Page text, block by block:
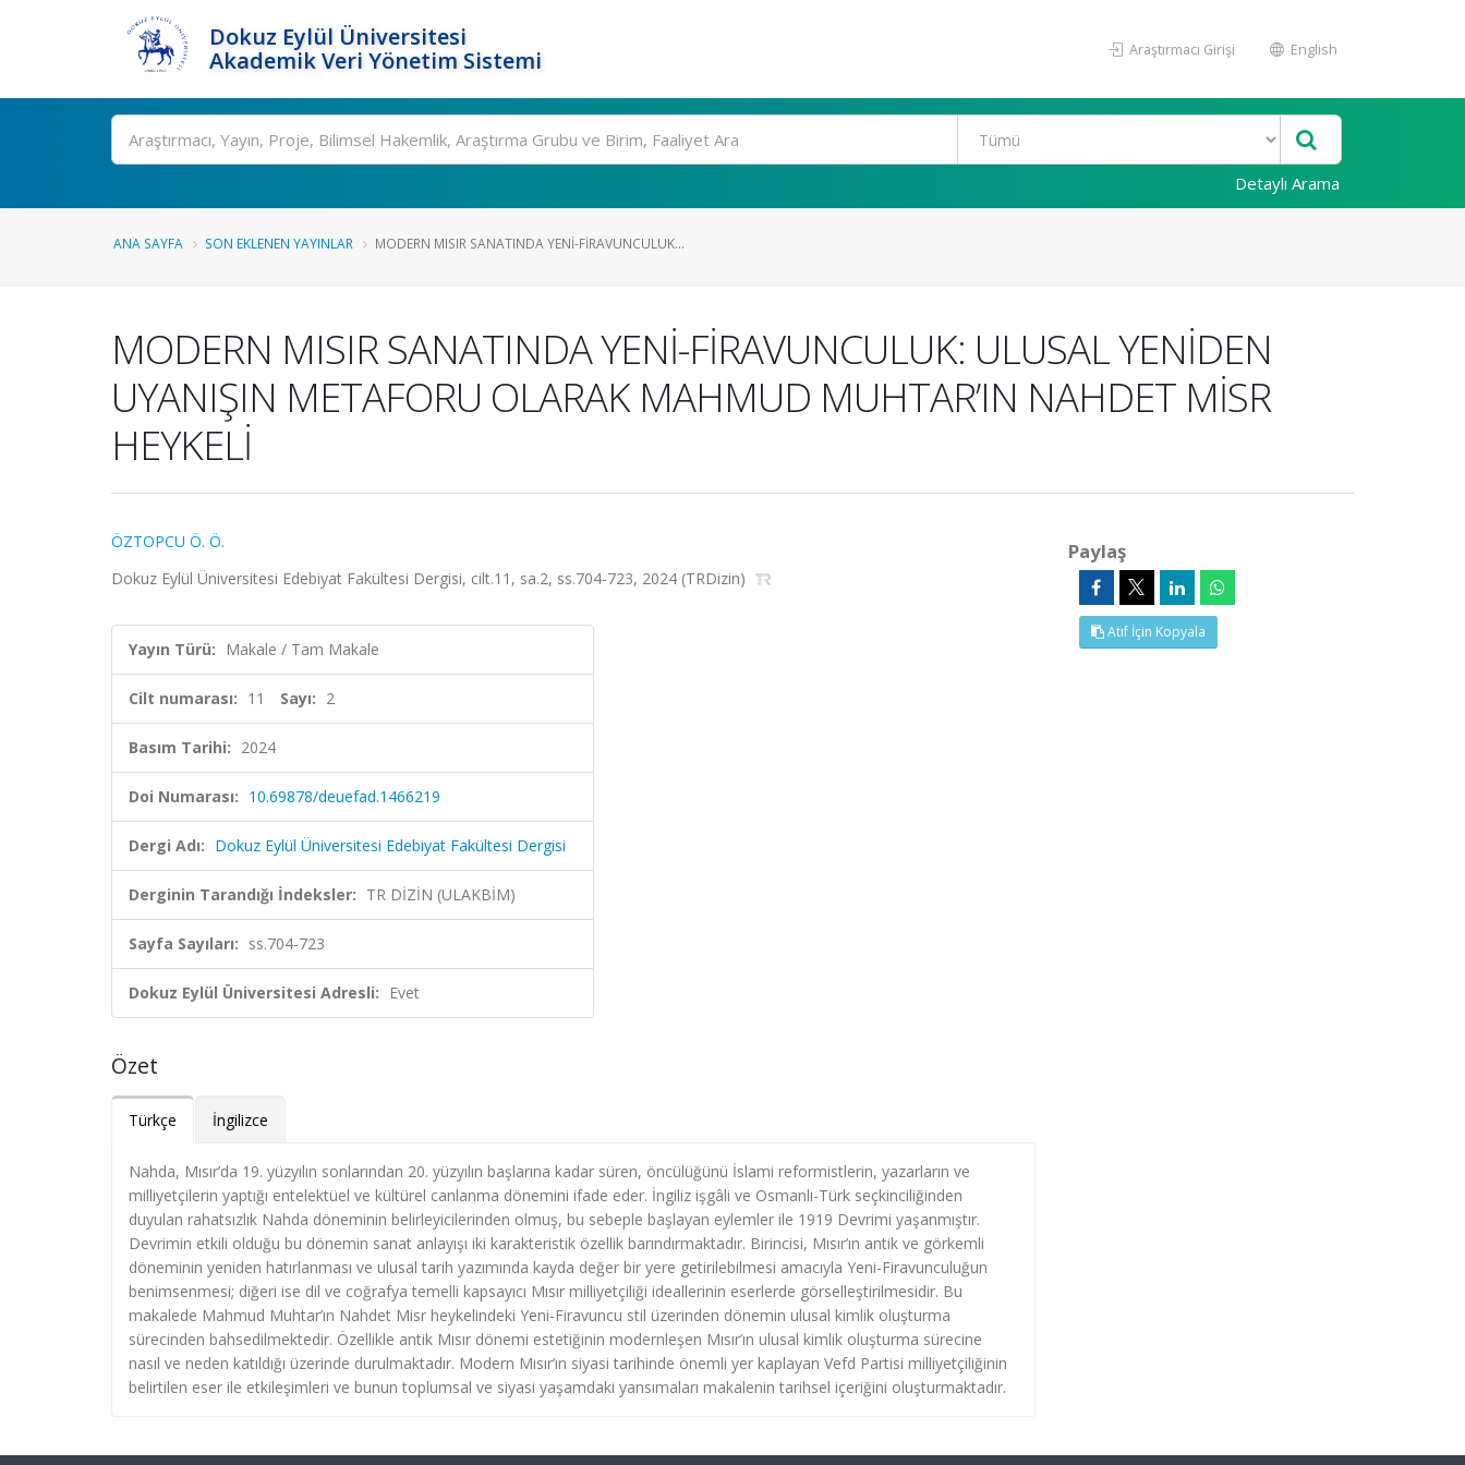
Dokuz Eylül Üniversitesi
Akademik Veri Yönetim Sistemi
Araştırmacı Girişi English
Ara
Detaylı Arama
ANA SAYFA SON EKLENEN YAYINLAR MODERN MISIR SANATINDA YENİ-FİRAVUNCULUK...
MODERN MISIR SANATINDA YENİ-FİRAVUNCULUK: ULUSAL YENİDEN
UYANIŞIN METAFORU OLARAK MAHMUD MUHTAR’IN NAHDET MİSR
HEYKELİ
ÖZTOPCU Ö. Ö.
Dokuz Eylül Üniversitesi Edebiyat Fakültesi Dergisi, cilt.11, sa.2, ss.704-723, 2024 (TRDizin)
Yayın Türü: Makale / Tam Makale
Cilt numarası: 11 Sayı: 2
Basım Tarihi: 2024
Doi Numarası: 10.69878/deuefad.1466219
Dergi Adı: Dokuz Eylül Üniversitesi Edebiyat Fakültesi Dergisi
Derginin Tarandığı İndeksler: TR DİZİN (ULAKBİM)
Sayfa Sayıları: ss.704-723
Dokuz Eylül Üniversitesi Adresli: Evet
Özet
Türkçe İngilizce
Nahda, Mısır’da 19. yüzyılın sonlarından 20. yüzyılın başlarına kadar süren, öncülüğünü İslami reformistlerin, yazarların ve
milliyetçilerin yaptığı entelektüel ve kültürel canlanma dönemini ifade eder. İngiliz işgâli ve Osmanlı-Türk seçkinciliğinden
duyulan rahatsızlık Nahda döneminin belirleyicilerinden olmuş, bu sebeple başlayan eylemler ile 1919 Devrimi yaşanmıştır.
Devrimin etkili olduğu bu dönemin sanat anlayışı iki karakteristik özellik barındırmaktadır. Birincisi, Mısır’ın antik ve görkemli
döneminin yeniden hatırlanması ve ulusal tarih yazımında kayda değer bir yere getirilebilmesi amacıyla Yeni-Firavunculuğun
benimsenmesi; diğeri ise dil ve coğrafya temelli kapsayıcı Mısır milliyetçiliği ideallerinin eserlerde görselleştirilmesidir. Bu
makalede Mahmud Muhtar’ın Nahdet Misr heykelindeki Yeni-Firavuncu stil üzerinden dönemin ulusal kimlik oluşturma
sürecinden bahsedilmektedir. Özellikle antik Mısır dönemi estetiğinin modernleşen Mısır’ın ulusal kimlik oluşturma sürecine
nasıl ve neden katıldığı üzerinde durulmaktadır. Modern Mısır’ın siyasi tarihinde önemli yer kaplayan Vefd Partisi milliyetçiliğinin
belirtilen eser ile etkileşimleri ve bunun toplumsal ve siyasi yaşamdaki yansımaları makalenin tarihsel içeriğini oluşturmaktadır.
Paylaş
Atıf İçin Kopyala